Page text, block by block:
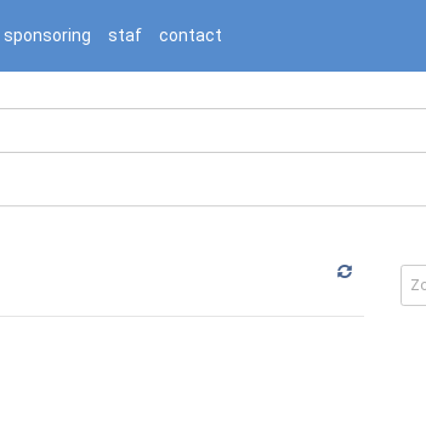
on line 276
sponsoring staf contact